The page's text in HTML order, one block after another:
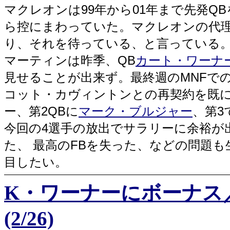
マクレオンは99年から01年まで先発
ら控にまわっていた。マクレオンの代
り、それを待っている、と言っている
マーティンは昨季、QBカート・ワーナ
見せることが出来ず。最終週のMNFで
コット・カヴィントンとの再契約を既
ー、第2QBにマーク・ブルジャー、第3
今回の4選手の放出でサラリーに余裕
た、 最高のFBを失った、などの問題
目したい。
K・ワーナーにボーナ
(2/26)